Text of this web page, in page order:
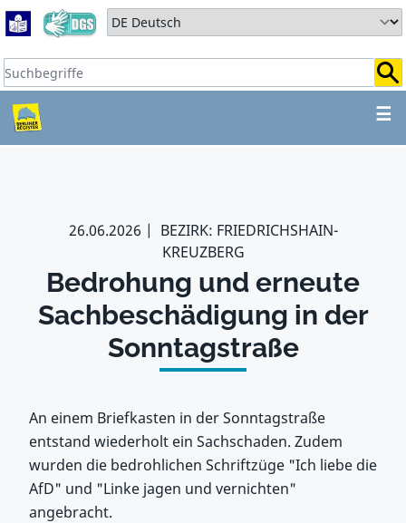
Zum Hauptbereich springen
Zum Hauptmenü springen
Sprache auswählen:
Suchbegriffe:
☰
ZUM HAUPTBEREICH
26.06.2026
BEZIRK: FRIEDRICHSHAIN-
KREUZBERG
Bedrohung und erneute
Sachbeschädigung in der
Sonntagstraße
An einem Briefkasten in der Sonntagstraße
entstand wiederholt ein Sachschaden. Zudem
wurden die bedrohlichen Schriftzüge "Ich liebe die
AfD" und "Linke jagen und vernichten"
angebracht.